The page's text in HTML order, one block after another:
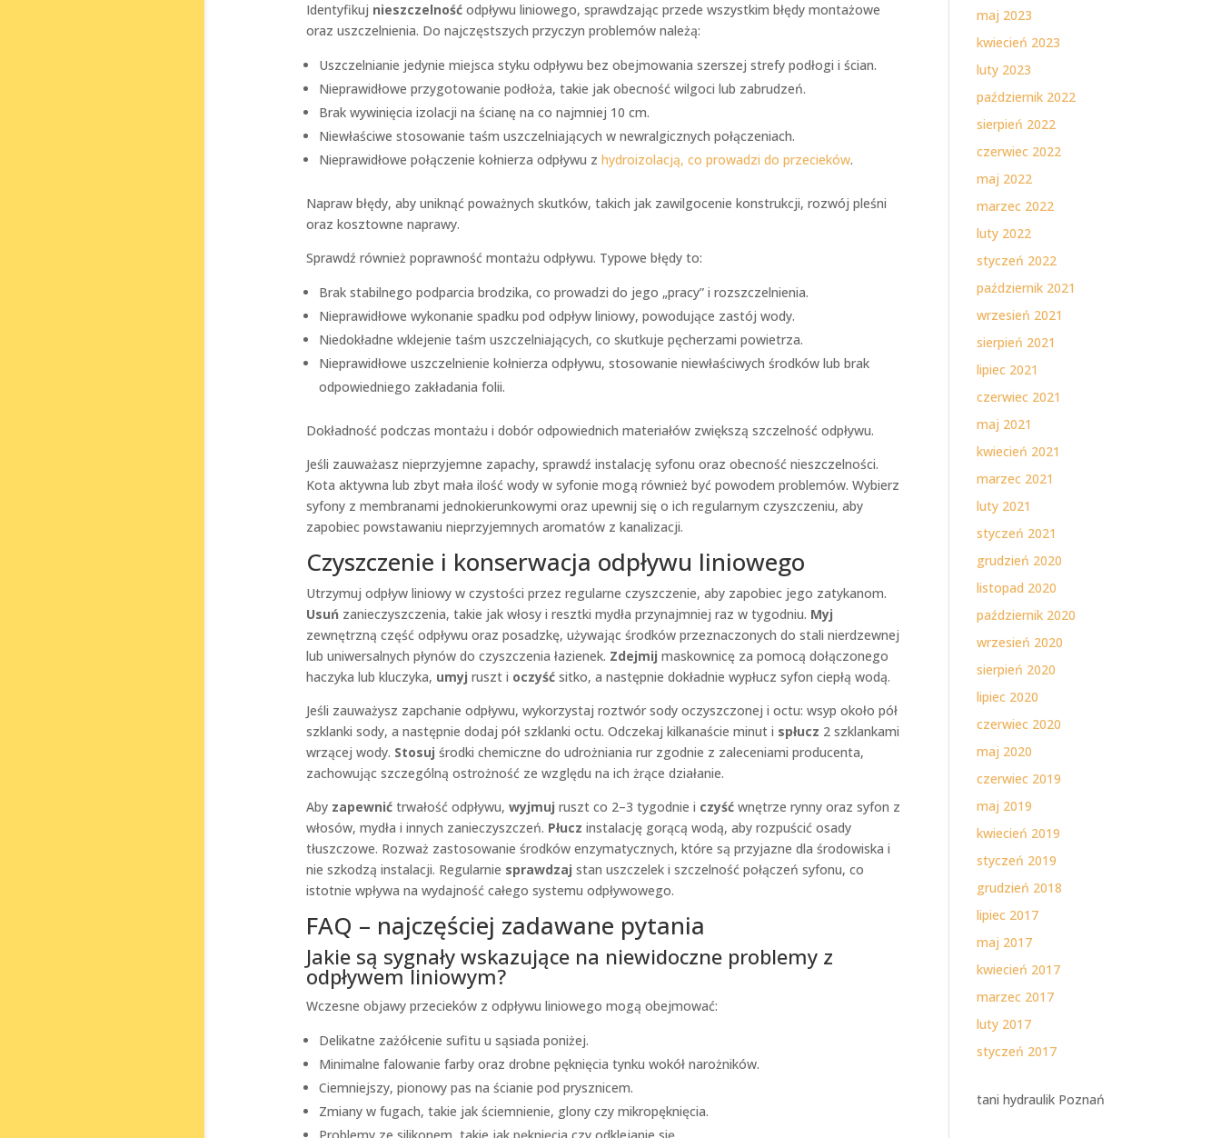
Identyfikuj nieszczelnośćodpływu liniowego, sprawdzając przede wszystkim błędy montażowe
oraz uszczelnienia. Do najczęstszych przyczyn problemów należą:
Uszczelnianie jedynie miejsca styku odpływu bez obejmowania szerszej strefy podłogi i ścian.
Nieprawidłowe przygotowanie podłoża, takie jak obecność wilgoci lub zabrudzeń.
Brak wywinięcia izolacji na ścianę na co najmniej 10 cm.
Niewłaściwe stosowanie taśm uszczelniających w newralgicznych połączeniach.
Nieprawidłowe połączenie kołnierza odpływu z hydroizolacją, co prowadzi do przecieków.
Napraw błędy, aby uniknąć poważnych skutków, takich jak zawilgocenie konstrukcji, rozwój pleśni
oraz kosztowne naprawy.
Sprawdź również poprawność montażu odpływu. Typowe błędy to:
Brak stabilnego podparcia brodzika, co prowadzi do jego „pracy” i rozszczelnienia.
Nieprawidłowe wykonanie spadku pod odpływ liniowy, powodujące zastój wody.
Niedokładne wklejenie taśm uszczelniających, co skutkuje pęcherzami powietrza.
Nieprawidłowe uszczelnienie kołnierza odpływu, stosowanie niewłaściwych środków lub brak
odpowiedniego zakładania folii.
Dokładność podczas montażu i dobór odpowiednich materiałów zwiększą szczelność odpływu.
Jeśli zauważasz nieprzyjemne zapachy, sprawdź instalację syfonu oraz obecność nieszczelności.
Kota aktywna lub zbyt mała ilość wody w syfonie mogą również być powodem problemów. Wybierz
syfony z membranami jednokierunkowymi oraz upewnij się o ich regularnym czyszczeniu, aby
zapobiec powstawaniu nieprzyjemnych aromatów z kanalizacji.
Czyszczenie i konserwacja odpływu liniowego
Utrzymuj odpływ liniowy w czystości przez regularne czyszczenie, aby zapobiec jego zatykanom.
Usuńzanieczyszczenia, takie jak włosy i resztki mydła przynajmniej raz w tygodniu. Myj
zewnętrzną część odpływu oraz posadzkę, używając środków przeznaczonych do stali nierdzewnej
lub uniwersalnych płynów do czyszczenia łazienek. Zdejmij maskownicę za pomocą dołączonego
haczyka lub kluczyka, umyj ruszt i oczyśćsitko, a następnie dokładnie wypłucz syfon ciepłą wodą.
Jeśli zauważysz zapchanie odpływu, wykorzystaj roztwór sody oczyszczonej i octu: wsyp około pół
szklanki sody, a następnie dodaj pół szklanki octu. Odczekaj kilkanaście minut i spłucz 2 szklankami
wrzącej wody. Stosuj środki chemiczne do udrożniania rur zgodnie z zaleceniami producenta,
zachowując szczególną ostrożność ze względu na ich żrące działanie.
Aby zapewnićtrwałość odpływu, wyjmuj ruszt co 2–3 tygodnie i czyśćwnętrze rynny oraz syfon z
włosów, mydła i innych zanieczyszczeń. Płucz instalację gorącą wodą, aby rozpuścić osady
tłuszczowe. Rozważ zastosowanie środków enzymatycznych, które są przyjazne dla środowiska i
nie szkodzą instalacji. Regularnie sprawdzaj stan uszczelek i szczelność połączeń syfonu, co
istotnie wpływa na wydajność całego systemu odpływowego.
FAQ – najczęściej zadawane pytania
Jakie są sygnały wskazujące na niewidoczne problemy z
odpływem liniowym?
Wczesne objawy przecieków z odpływu liniowego mogą obejmować:
Delikatne zażółcenie sufitu u sąsiada poniżej.
Minimalne falowanie farby oraz drobne pęknięcia tynku wokół narożników.
Ciemniejszy, pionowy pas na ścianie pod prysznicem.
Zmiany w fugach, takie jak ściemnienie, glony czy mikropęknięcia.
maj 2023
kwiecień 2023
luty 2023
październik 2022
sierpień 2022
czerwiec 2022
maj 2022
marzec 2022
luty 2022
styczeń 2022
październik 2021
wrzesień 2021
sierpień 2021
lipiec 2021
czerwiec 2021
maj 2021
kwiecień 2021
marzec 2021
luty 2021
styczeń 2021
grudzień 2020
listopad 2020
październik 2020
wrzesień 2020
sierpień 2020
lipiec 2020
czerwiec 2020
maj 2020
czerwiec 2019
maj 2019
kwiecień 2019
styczeń 2019
grudzień 2018
lipiec 2017
maj 2017
kwiecień 2017
marzec 2017
luty 2017
styczeń 2017
tani hydraulik Poznań